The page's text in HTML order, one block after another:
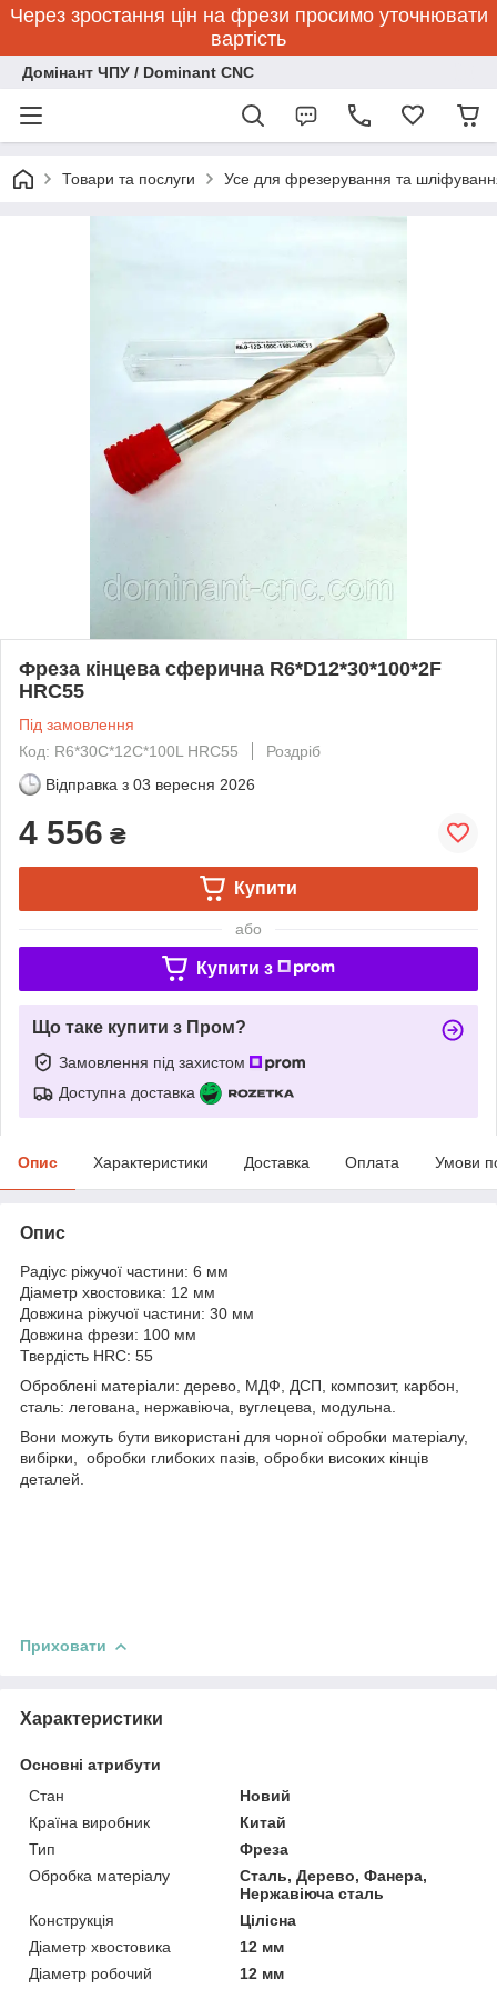
Через зростання цін на фрези просимо уточнювати
вартість
Домінант ЧПУ / Dominant CNC
Товари та послуги Усе для фрезерування та
Фреза кінцева сферична R6*D12*30*100*2F
HRC55
Під замовлення
Код: R6*30C*12C*100L HRC55
Роздріб
Відправка з 03 вересня 2026
4 556 ₴
Купити
або
Купити з
Що таке купити з Пром?
Замовлення під захистом
Доступна доставка
Опис Характеристики Доставка Оплата Умови
Опис
Радіус ріжучої частини: 6 мм
Діаметр хвостовика: 12 мм
Довжина ріжучої частини: 30 мм
Довжина фрези: 100 мм
Твердість HRC: 55
Оброблені матеріали: дерево, МДФ, ДСП, композит, карбон,
сталь: легована, нержавіюча, вуглецева, модульна.
Вони можуть бути використані для чорної обробки матеріалу,
вибірки, обробки глибоких пазів, обробки високих кінців
деталей.
Приховати
Характеристики
Основні атрибути
Стан
Новий
Країна виробник
Китай
Тип
Фреза
Обробка матеріалу
Сталь, Дерево, Фанера,
Нержавіюча сталь
Конструкція
Цілісна
Діаметр хвостовика
12 мм
Діаметр робочий
12 мм